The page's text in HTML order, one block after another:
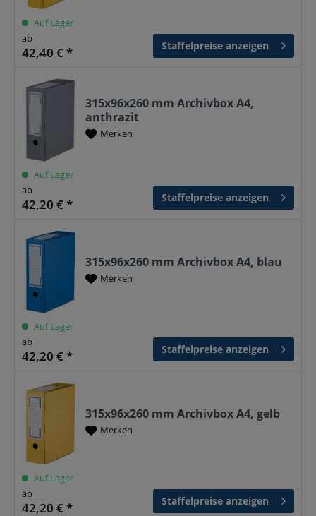
Auf Lager
ab
42,40 € * Staffelpreise anzeigen
315x96x260 mm Archivbox A4,
anthrazit
Merken
Auf Lager
ab
42,20 € * Staffelpreise anzeigen
315x96x260 mm Archivbox A4, blau
Merken
Auf Lager
ab
42,20 € * Staffelpreise anzeigen
315x96x260 mm Archivbox A4, gelb
Merken
Auf Lager
ab
42,20 € * Staffelpreise anzeigen